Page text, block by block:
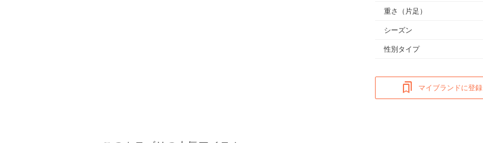
重さ （片足）
シーズン
性別タイプ
マイブランドに登録